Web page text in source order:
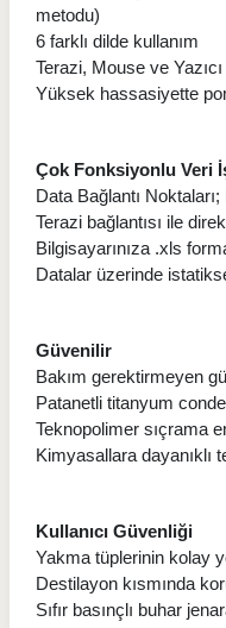
metodu)
6 farklı dilde kullanım
Terazi, Mouse ve
Yüksek hassasiyette
Çok Fonksiyonlu Veri
Data Bağlantı
Terazi bağlantısı ile
Bilgisayarınıza .xls
Datalar üzerinde
Güvenilir
Bakım gerektirmeyen
Patanetli titanyum
Teknopolimer sıçrama
Kimyasallara dayanıklı
Kullanıcı Güvenliği
Yakma tüplerinin kolay
Destilayon kısmında
Sıfır basınçlı buhar